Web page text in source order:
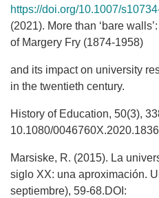
https://doi.org/10.1007/
(2021). More than ‘bare
of Margery Fry (1874-1958)
and its impact on university
in the twentieth century.
History of Education, 50(3),
10.1080/
Marsiske, R. (2015). La
siglo XX: una aproximación.
septiembre), 59-68.DOI: